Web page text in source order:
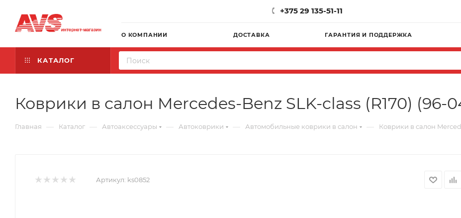
+375 29 135-51-11
О КОМПАНИИ ДОСТАВКА ГАРАНТИЯ И ПОДДЕРЖКА
КАТАЛОГ
Коврики в салон Mercedes-Benz SLK-class (R170) (96-
Главная — Каталог — Автоаксессуары — Автоковрики — Автомобильные коврики в салон — Коврики в салон
Артикул: ks0852